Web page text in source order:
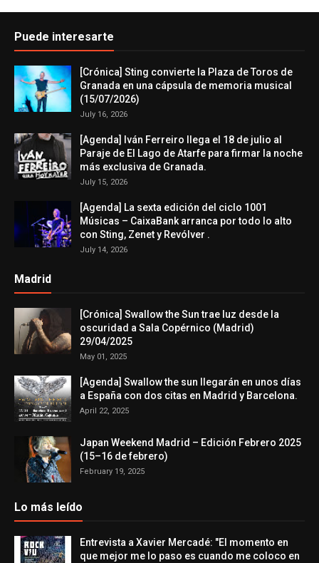
Puede interesarte
[Crónica] Sting convierte la Plaza de Toros de
Granada en una cápsula de memoria musical
(15/07/2026)
July 16, 2026
[Agenda] Iván Ferreiro llega el 18 de julio al
Paraje de El Lago de Atarfe para firmar la noche
más exclusiva de Granada.
July 15, 2026
[Agenda] La sexta edición del ciclo 1001
Músicas – CaixaBank arranca por todo lo alto
con Sting, Zenet y Revólver .
July 14, 2026
Madrid
[Crónica] Swallow the Sun trae luz desde la
oscuridad a Sala Copérnico (Madrid)
29/04/2025
May 01, 2025
[Agenda] Swallow the sun llegarán en unos días
a España con dos citas en Madrid y Barcelona.
April 22, 2025
Japan Weekend Madrid – Edición Febrero 2025
(15–16 de febrero)
February 19, 2025
Lo más leído
Entrevista a Xavier Mercadé: "El momento en
que mejor me lo paso es cuando me coloco en